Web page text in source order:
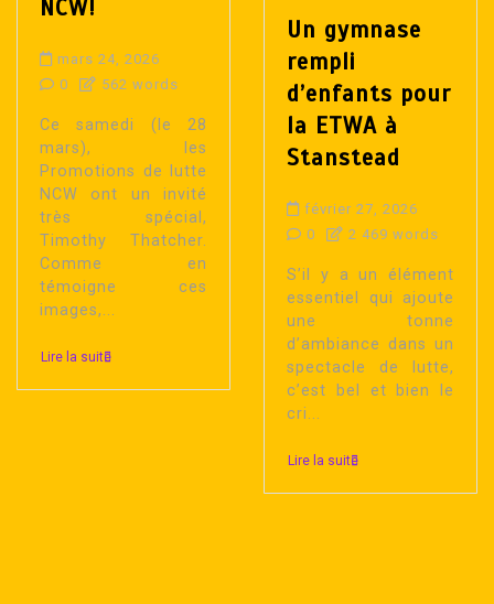
NCW!
mars 24, 2026
0
562 words
Ce samedi (le 28
mars), les
Promotions de lutte
NCW ont un invité
très spécial,
Timothy Thatcher.
Comme en
témoigne ces
images,...
Lire la suite
Un gymnase
rempli
d’enfants pour
la ETWA à
Stanstead
février 27, 2026
0
2 469 words
S’il y a un élément
essentiel qui ajoute
une tonne
d’ambiance dans un
spectacle de lutte,
c’est bel et bien le
cri...
Lire la suite